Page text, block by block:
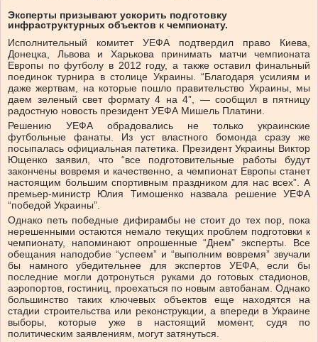
Эксперты призывают ускорить подготовку
инфраструктурных объектов к чемпионату.
Исполнительный комитет УЕФА подтвердил право Киева,
Донецка, Львова и Харькова принимать матчи чемпионата
Европы по футболу в 2012 году, а также оставил финальный
поединок турнира в столице Украины. “Благодаря усилиям и
даже жертвам, на которые пошло правительство Украины, мы
даем зеленый свет формату 4 на 4”, — сообщил в пятницу
радостную новость президент УЕФА Мишель Платини.
Решению УЕФА обрадовались не только украинские
футбольные фанаты. Из уст властного бомонда сразу же
посыпалась официальная патетика. Президент Украины Виктор
Ющенко заявил, что “все подготовительные работы будут
закончены вовремя и качественно, а чемпионат Европы станет
настоящим большим спортивным праздником для нас всех”. А
премьер-министр Юлия Тимошенко назвала решение УЕФА
“победой Украины”.
Однако петь победные дифирамбы не стоит до тех пор, пока
нерешенными остаются немало текущих проблем подготовки к
чемпионату, напоминают опрошенные “Днем” эксперты. Все
обещания наподобие “успеем” и “выполним вовремя” звучали
бы намного убедительнее для экспертов УЕФА, если бы
последние могли дотронуться руками до готовых стадионов,
аэропортов, гостиниц, проехаться по новым автобанам. Однако
большинство таких ключевых объектов еще находятся на
стадии строительства или реконструкции, а впереди в Украине
выборы, которые уже в настоящий момент, судя по
политическим заявлениям, могут затянуться.